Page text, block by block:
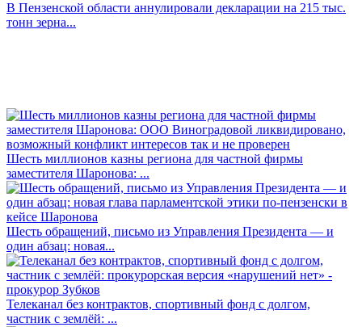
В Пензенской области аннулировали декларации на 215 тыс.
тонн зерна...
Шесть миллионов казны региона для частной фирмы
заместителя Шаронова: ...
Шесть обращений, письмо из Управления Президента — и
один абзац: новая...
Телеканал без контрактов, спортивный фонд с долгом,
частник с землёй: ...